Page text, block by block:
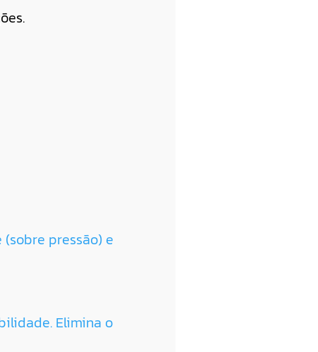
pressão) e
Elimina o